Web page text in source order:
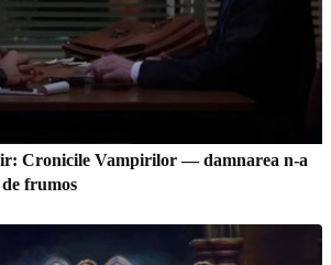
Cronicile Vampirilor — damnarea n-a
frumos